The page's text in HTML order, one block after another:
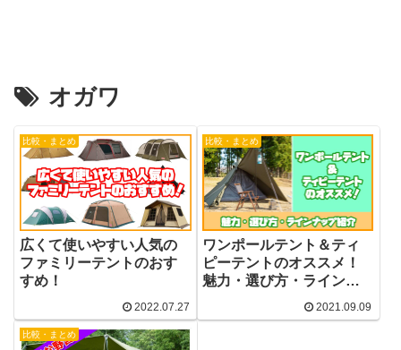
オガワ
比較・まとめ
広くて使いやすい人気の
ファミリーテントのおす
すめ！
2022.07.27
比較・まとめ
ワンポールテント＆ティ
ピーテントのオススメ！
魅力・選び方・ラインナ
2021.09.09
比較・まとめ